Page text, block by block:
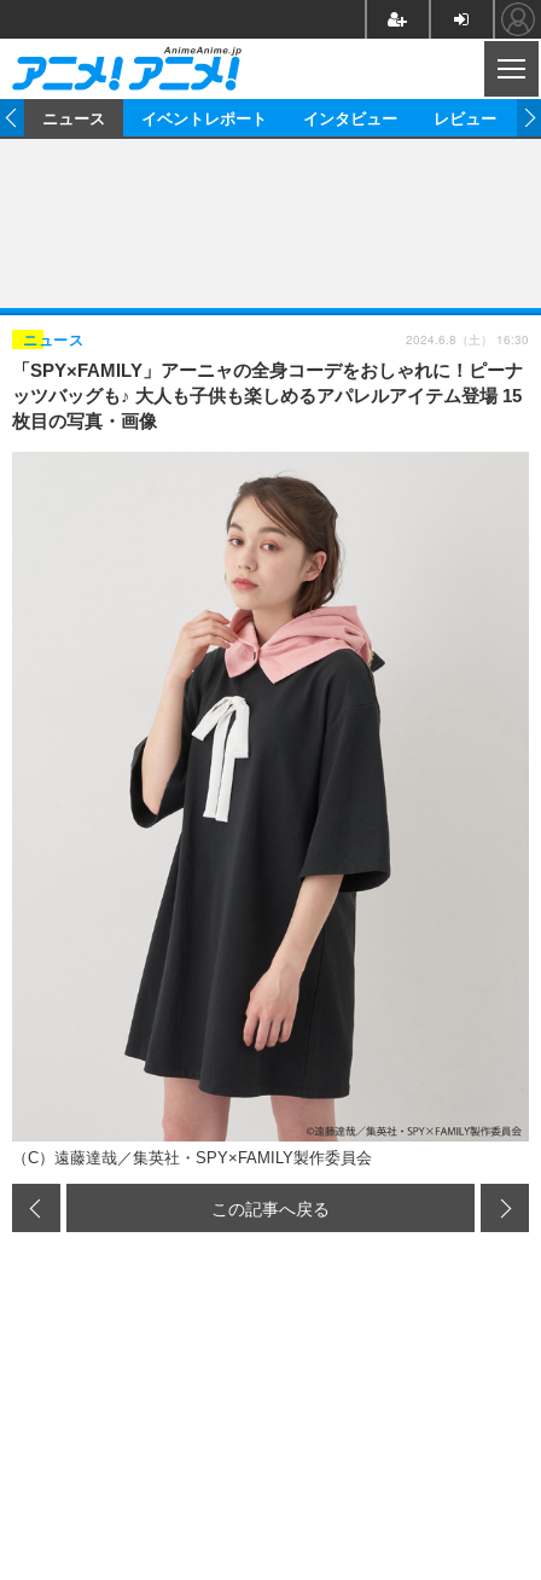
ゲーム グッズ
イベント
海外イベント ビジネス
俳優・タレント アーティスト
ビジネス
アニメ 実写
書評
動画
アニメ
連載・コラム
ニュース イベントレポート インタビュー レビュー
「SPY×FAMILY」アーニャの全身コーデをおしゃれに！ピーナ
ッツバッグも♪ 大人も子供も楽しめるアパレルアイテム登場 15
枚目の写真・画像
ニュース 2024.6.8（土） 16:30
（C）遠藤達哉／集英社・SPY×FAMILY製作委員会
この記事へ戻る